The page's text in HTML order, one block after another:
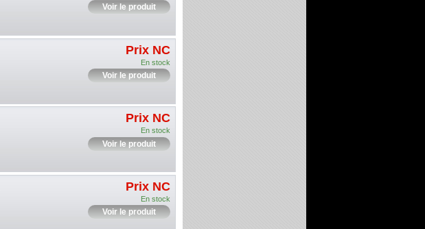
Voir le produit
Prix NC
En stock
Voir le produit
Prix NC
En stock
Voir le produit
Prix NC
En stock
Voir le produit